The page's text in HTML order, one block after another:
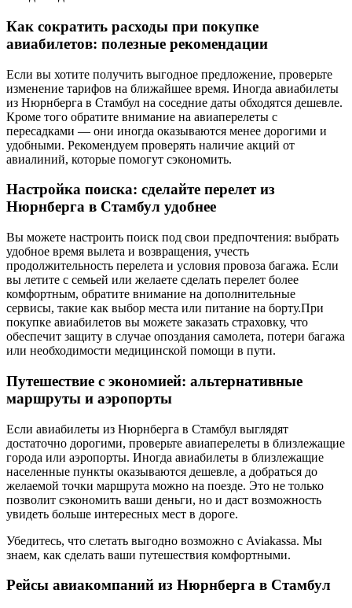
Как сократить расходы при покупке
авиабилетов: полезные рекомендации
Если вы хотите получить выгодное предложение, проверьте
изменение тарифов на ближайшее время. Иногда авиабилеты
из Нюрнберга в Стамбул на соседние даты обходятся дешевле.
Кроме того обратите внимание на авиаперелеты с
пересадками — они иногда оказываются менее дорогими и
удобными. Рекомендуем проверять наличие акций от
авиалиний, которые помогут сэкономить.
Настройка поиска: сделайте перелет из
Нюрнберга в Стамбул удобнее
Вы можете настроить поиск под свои предпочтения: выбрать
удобное время вылета и возвращения, учесть
продолжительность перелета и условия провоза багажа. Если
вы летите с семьей или желаете сделать перелет более
комфортным, обратите внимание на дополнительные
сервисы, такие как выбор места или питание на борту.При
покупке авиабилетов вы можете заказать страховку, что
обеспечит защиту в случае опоздания самолета, потери багажа
или необходимости медицинской помощи в пути.
Путешествие с экономией: альтернативные
маршруты и аэропорты
Если авиабилеты из Нюрнберга в Стамбул выглядят
достаточно дорогими, проверьте авиаперелеты в близлежащие
города или аэропорты. Иногда авиабилеты в близлежащие
населенные пункты оказываются дешевле, а добраться до
желаемой точки маршрута можно на поезде. Это не только
позволит сэкономить ваши деньги, но и даст возможность
увидеть больше интересных мест в дороге.
Убедитесь, что слетать выгодно возможно с Aviakassa. Мы
знаем, как сделать ваши путешествия комфортными.
Рейсы авиакомпаний из Нюрнберга в Стамбул